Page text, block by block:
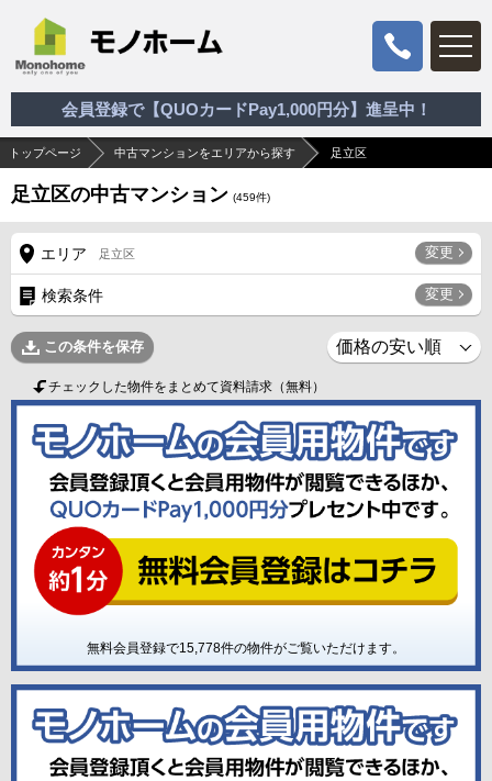
会員登録で【QUOカードPay1,000円分】進呈中！
トップページ 中古マンションをエリアから探す 足立区
足立区の中古マンション (459件)
エリア 足立区 変更
検索条件 変更
この条件を保存
チェックした物件をまとめて資料請求（無料）
無料会員登録で15,778件の物件がご覧いただけます。